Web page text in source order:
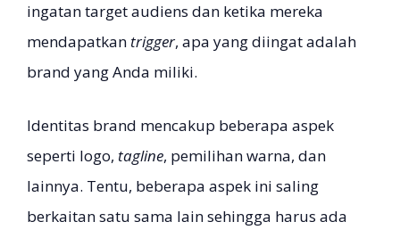
ingatan target audiens dan ketika mereka
mendapatkan trigger, apa yang diingat adalah
brand yang Anda miliki.
Identitas brand mencakup beberapa aspek
seperti logo, tagline, pemilihan warna, dan
lainnya. Tentu, beberapa aspek ini saling
berkaitan satu sama lain sehingga harus ada